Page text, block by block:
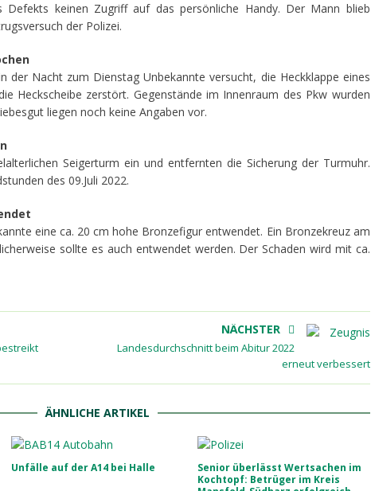
Defekts keinen Zugriff auf das persönliche Handy. Der Mann blieb
der Polizei.
der Nacht zum Dienstag Unbekannte versucht, die Heckklappe eines
Heckscheibe zerstört. Gegenstände im Innenraum des Pkw wurden
liegen noch keine Angaben vor.
Seigerturm ein und entfernten die Sicherung der Turmuhr.
des 09.Juli 2022.
eine ca. 20 cm hohe Bronzefigur entwendet. Ein Bronzekreuz am
sollte es auch entwendet werden. Der Schaden wird mit ca.
NÄCHSTER
Landesdurchschnitt beim Abitur 2022
erneut verbessert
ÄHNLICHE ARTIKEL
Unfälle auf der A14 bei Halle
Senior überlässt Wertsachen im
Kochtopf: Betrüger im Kreis